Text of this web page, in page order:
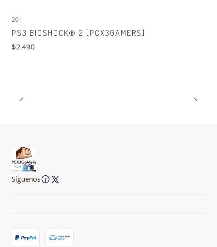
20|
PS3 BIOSHOCK® 2 [PCX3GAMERS]
$2.490
Síguenos